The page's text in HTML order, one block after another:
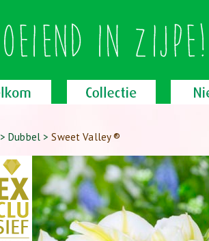
>Dubbel>Sweet Valley ®